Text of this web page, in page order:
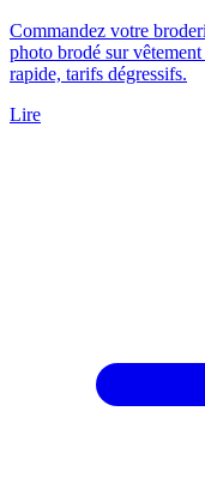
Commandez votre
photo brodé sur
rapide, tarifs dégressifs.
Lire